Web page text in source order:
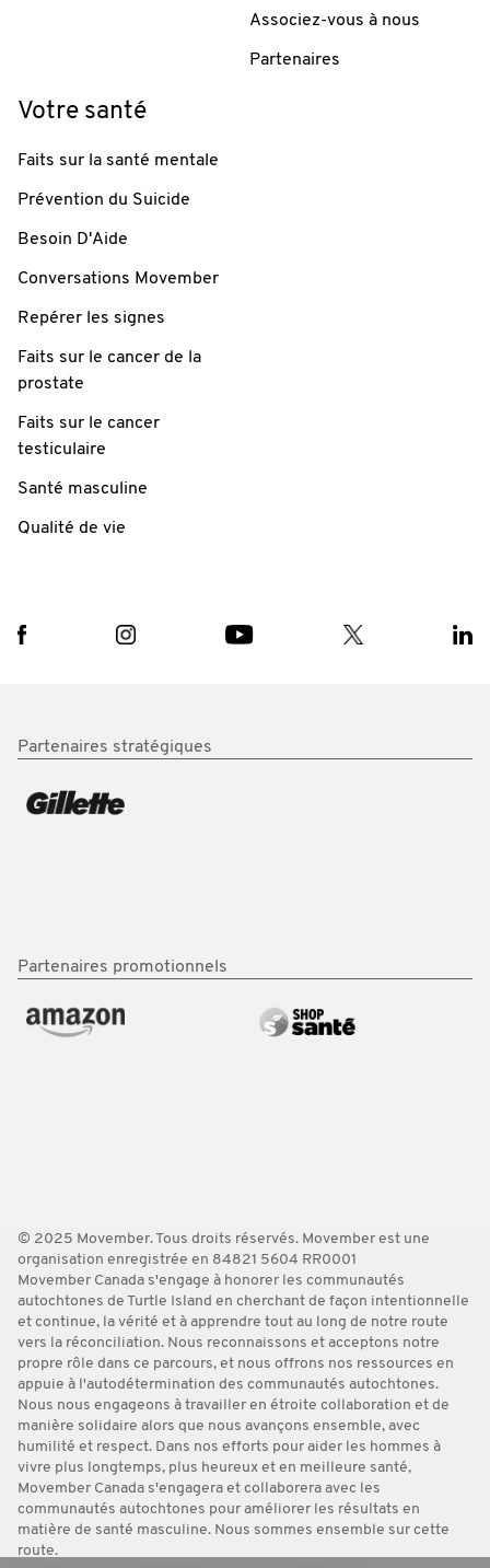
Associez-vous à nous
Partenaires
Votre santé
Faits sur la santé mentale
Prévention du Suicide
Besoin D'Aide
Conversations Movember
Repérer les signes
Faits sur le cancer de la
prostate
Faits sur le cancer
testiculaire
Santé masculine
Qualité de vie
Partenaires stratégiques
Partenaires promotionnels
© 2025 Movember. Tous droits réservés. Movember est une
organisation enregistrée en 84821 5604 RR0001
Movember Canada s'engage à honorer les communautés
autochtones de Turtle Island en cherchant de façon intentionnelle
et continue, la vérité et à apprendre tout au long de notre route
vers la réconciliation. Nous reconnaissons et acceptons notre
propre rôle dans ce parcours, et nous offrons nos ressources en
appuie à l'autodétermination des communautés autochtones.
Nous nous engageons à travailler en étroite collaboration et de
manière solidaire alors que nous avançons ensemble, avec
humilité et respect. Dans nos efforts pour aider les hommes à
vivre plus longtemps, plus heureux et en meilleure santé,
Movember Canada s'engagera et collaborera avec les
communautés autochtones pour améliorer les résultats en
matière de santé masculine. Nous sommes ensemble sur cette
route.